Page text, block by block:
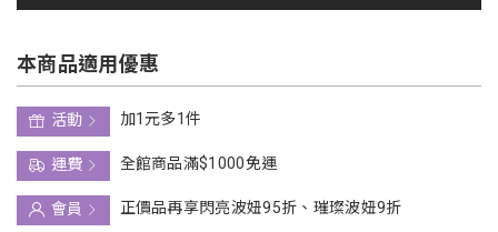
本商品適用優惠
活動
加1元多1件
運費
全館商品滿$1000免運
會員
正價品再享閃亮波妞95折、璀璨波妞9折